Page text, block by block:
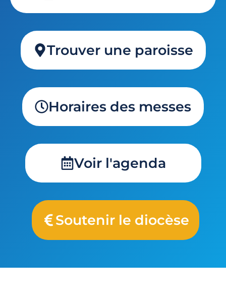
Trouver une paroisse
Horaires des messes
Voir l'agenda
Soutenir le diocèse